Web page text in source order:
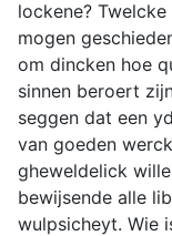
lockene?
mogen
om dincken hoe
sinnen beroert
seggen dat een
van goeden
gheweldelick
bewijsende alle
wulpsicheyt. Wie